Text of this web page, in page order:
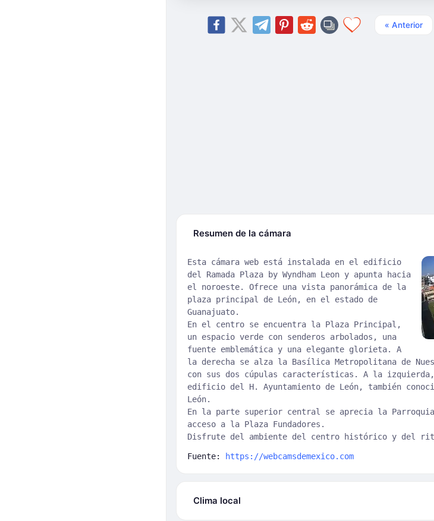
« Anterior
Resumen de la cámara
Esta cámara web está instalada en el edificio
del Ramada Plaza by Wyndham Leon y apunta hacia
el noroeste. Ofrece una vista panorámica de la
plaza principal de León, en el estado de
Guanajuato.
En el centro se encuentra la Plaza Principal,
un espacio verde con senderos arbolados, una
fuente emblemática y una elegante glorieta. A
la derecha se alza la Basílica Metropolitana de
con sus dos cúpulas características. A la
edificio del H. Ayuntamiento de León, también
León.
En la parte superior central se aprecia la
acceso a la Plaza Fundadores.
Disfrute del ambiente del centro histórico y del
Fuente: https://webcamsdemexico.com
Clima local